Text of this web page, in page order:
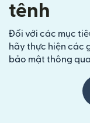
tênh
Đối với các mục
hãy thực hiện các
bảo mật thông